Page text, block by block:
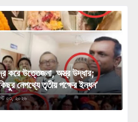
করে উত্তেজনা, অস্ত্র উদ্ধার;
নেপথ্যে তৃতীয় পক্ষের ইন্ধন’
০৩, ২০২৬